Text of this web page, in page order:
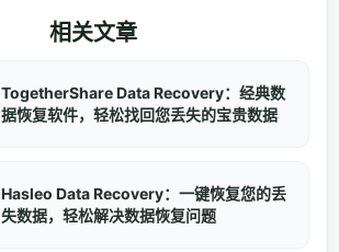
相关文章
TogetherShare Data Recovery：经典数
据恢复软件，轻松找回您丢失的宝贵数据
Hasleo Data Recovery：一键恢复您的丢
失数据，轻松解决数据恢复问题